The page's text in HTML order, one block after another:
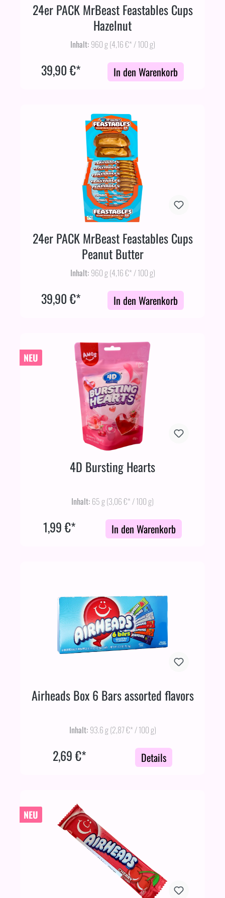
24er PACK MrBeast Feastables Cups
Hazelnut
Inhalt: 960 g(4,16 €* / 100 g)
39,90 €* In den Warenkorb
24er PACK MrBeast Feastables Cups
Peanut Butter
Inhalt: 960 g(4,16 €* / 100 g)
39,90 €* In den Warenkorb
NEU
4D Bursting Hearts
Inhalt: 65 g(3,06 €* / 100 g)
1,99 €* In den Warenkorb
Airheads Box 6 Bars assorted flavors
Inhalt: 93.6 g(2,87 €* / 100 g)
2,69 €* Details
NEU